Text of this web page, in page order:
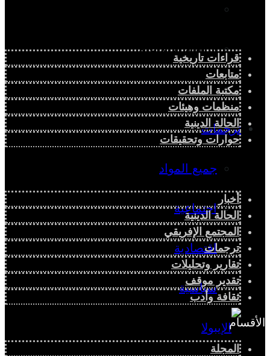
دراسة اجتماعية
دراسة اقتصادية
ترجمات
جميع المواد
اجتماعية
اقتصادية
سياسية
قراءات تاريخية
متابعات
مكتبة الملفات
منظمات وهيئات
الحالة الدينية
حوارات وتحقيقات
أخبار
الحالة الدينية
المجتمع الإفريقي
ترجمات
تقارير وتحليلات
تقدير موقف
ثقافة وأدب
الأقسام
المجلة